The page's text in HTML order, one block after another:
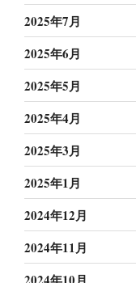
2025年7月
2025年6月
2025年5月
2025年4月
2025年3月
2025年1月
2024年12月
2024年11月